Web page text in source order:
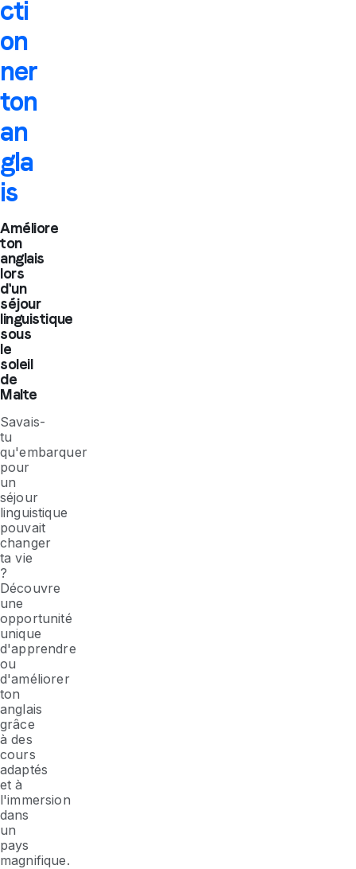
cti
on
ner
ton
an
gla
is
Améliore
ton
anglais
lors
d'un
séjour
linguistique
sous
le
soleil
de
Malte
Savais-
tu
qu'embarquer
pour
un
séjour
linguistique
pouvait
changer
ta vie
?
Découvre
une
opportunité
unique
d'apprendre
ou
d'améliorer
ton
anglais
grâce
à des
cours
adaptés
et à
l'immersion
dans
un
pays
magnifique.